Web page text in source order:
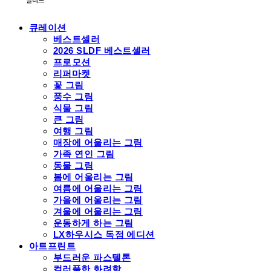
큐레이션
베스트셀러
2026 SLDF 베스트셀러
프로모션
리퍼마켓
꽃 그림
풍수 그림
식물 그림
큰 그림
여행 그림
매장에 어울리는 그림
가족 연인 그림
동물 그림
봄에 어울리는 그림
여름에 어울리는 그림
가을에 어울리는 그림
겨울에 어울리는 그림
운동하게 하는 그림
LX하우시스 독점 에디션
아트프린트
부드러운 파스텔톤
컬러풀한 화려함